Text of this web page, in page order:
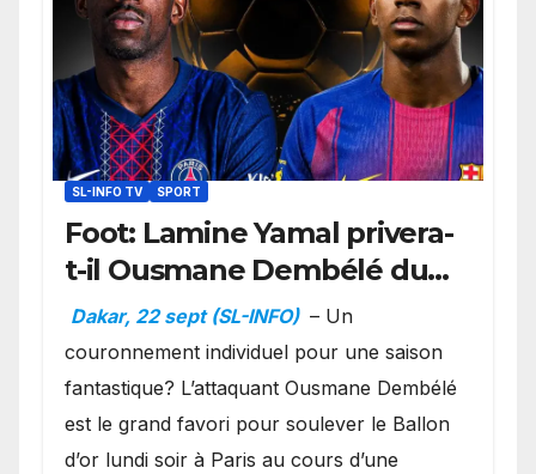
SL-INFO TV SPORT
Foot: Lamine Yamal privera-
t-il Ousmane Dembélé du
Ballon d’or ?
Dakar, 22 sept (SL-INFO) – Un
couronnement individuel pour une saison
fantastique? L’attaquant Ousmane Dembélé
est le grand favori pour soulever le Ballon
d’or lundi soir à Paris au cours d’une